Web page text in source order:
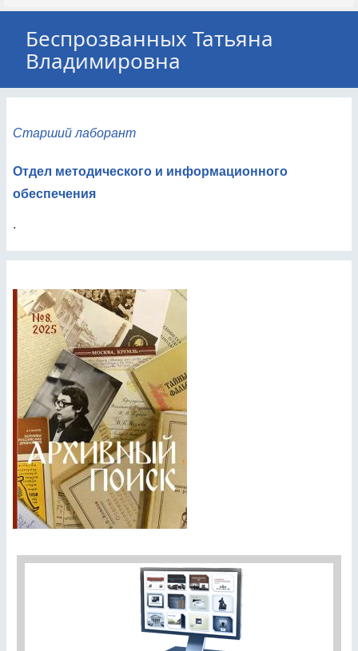
Беспрозванных Татьяна
Владимировна
Старший лаборант
Отдел методического и информационного
обеспечения
.